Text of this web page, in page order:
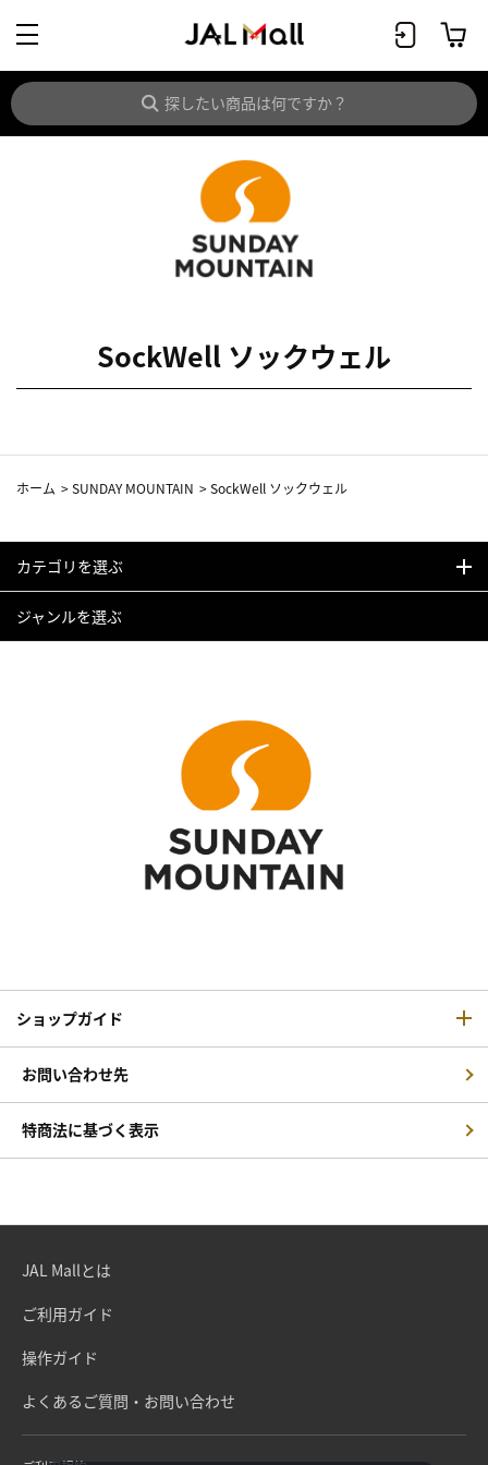
SockWell ソックウェル
ホーム >SUNDAY MOUNTAIN >SockWell ソックウェル
カテゴリを選ぶ
ジャンルを選ぶ
ショップガイド
お問い合わせ先
特商法に基づく表示
JAL Mallとは
ご利用ガイド
操作ガイド
よくあるご質問・お問い合わせ